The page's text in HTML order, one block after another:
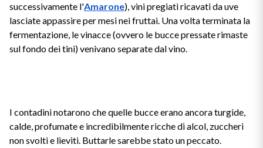
Puglia
Sicilia
Trentino
Umbria
PROVENIENZA
Vini Friulani
successivamente l'Amarone), vini pregiati ricavati da uve
lasciate appassire per mesi nei fruttai. Una volta terminata la
fermentazione, le vinacce (ovvero le bucce pressate rimaste
sul fondo dei tini) venivano separate dal vino.
I contadini notarono che quelle bucce erano ancora turgide,
calde, profumate e incredibilmente ricche di alcol, zuccheri
non svolti e lieviti. Buttarle sarebbe stato un peccato.